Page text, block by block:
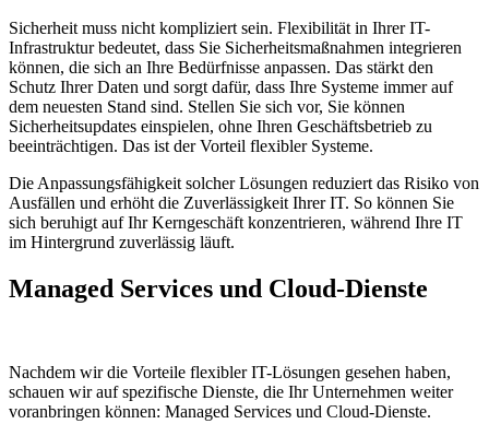
Sicherheit muss nicht kompliziert sein. Flexibilität in Ihrer IT-
Infrastruktur bedeutet, dass Sie Sicherheitsmaßnahmen integrieren
können, die sich an Ihre Bedürfnisse anpassen. Das stärkt den
Schutz Ihrer Daten und sorgt dafür, dass Ihre Systeme immer auf
dem neuesten Stand sind. Stellen Sie sich vor, Sie können
Sicherheitsupdates einspielen, ohne Ihren Geschäftsbetrieb zu
beeinträchtigen. Das ist der Vorteil flexibler Systeme.
Die Anpassungsfähigkeit solcher Lösungen reduziert das Risiko von
Ausfällen und erhöht die Zuverlässigkeit Ihrer IT. So können Sie
sich beruhigt auf Ihr Kerngeschäft konzentrieren, während Ihre IT
im Hintergrund zuverlässig läuft.
Managed Services und Cloud-Dienste
Nachdem wir die Vorteile flexibler IT-Lösungen gesehen haben,
schauen wir auf spezifische Dienste, die Ihr Unternehmen weiter
voranbringen können: Managed Services und Cloud-Dienste.